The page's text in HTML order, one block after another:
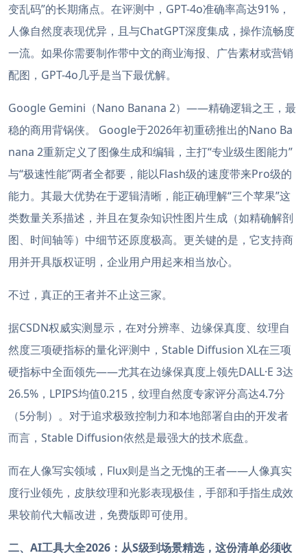
变乱码”的长期痛点。在评测中，GPT-4o准确率高达91%，
人像自然度表现优异，且与ChatGPT深度集成，操作流畅度
一流。如果你需要制作带中文的商业海报、广告素材或营销
配图，GPT-4o几乎是当下最优解。
Google Gemini（Nano Banana 2）——精确逻辑之王，最
稳的商用背锅侠。 Google于2026年初重磅推出的Nano Ba
nana 2重新定义了图像生成和编辑，主打“专业级生图能力”
与“极速性能”两者全都要，能以Flash级的速度带来Pro级的
能力。其最大优势在于逻辑清晰，能正确理解“三个苹果”这
类数量关系描述，并且在复杂知识性图片生成（如精确解剖
图、时间轴等）中细节还原度极高。更关键的是，它支持商
用并开具版权证明，企业用户用起来相当放心。
不过，真正的王者并不止这三家。
据CSDN权威实测显示，在对分辨率、边缘保真度、纹理自
然度三项硬指标的量化评测中，Stable Diffusion XL在三项
硬指标中全面领先——尤其在边缘保真度上领先DALL·E 3达
26.5%，LPIPS均值0.215，纹理自然度专家评分高达4.7分
（5分制）。对于追求极致控制力和本地部署自由的开发者
而言，Stable Diffusion依然是最强大的技术底盘。
而在人像写实领域，Flux则是当之无愧的王者——人像真实
度行业领先，皮肤纹理和光影表现极佳，手部和手指生成效
果较前代大幅改进，免费版即可使用。
二、AI工具大全2026：从S级到场景精选，这份清单必须收